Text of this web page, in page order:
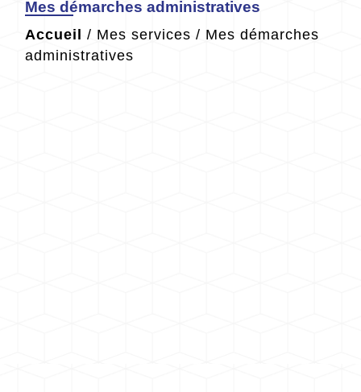
Mes démarches administratives
Accueil / Mes services / Mes démarches
administratives